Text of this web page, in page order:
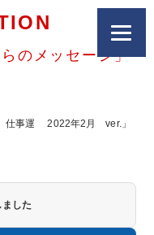
のメッセージ」
仕事運 2022年2月 ver.」
した